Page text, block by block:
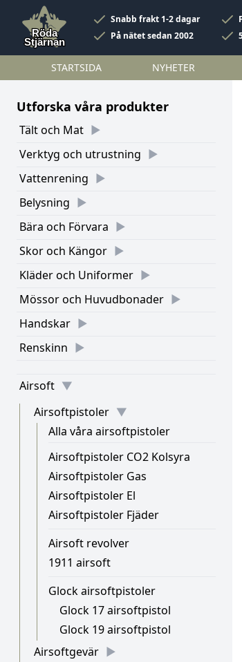
Snabb frakt 1-2 dagar
På nätet sedan 2002
STARTSIDA NYHETER
Utforska våra produkter
Tält och Mat
Verktyg och utrustning
Vattenrening
Belysning
Bära och Förvara
Skor och Kängor
Kläder och Uniformer
Mössor och Huvudbonader
Handskar
Renskinn
Airsoft
Airsoftpistoler
Alla våra airsoftpistoler
Airsoftpistoler CO2 Kolsyra
Airsoftpistoler Gas
Airsoftpistoler El
Airsoftpistoler Fjäder
Airsoft revolver
1911 airsoft
Glock airsoftpistoler
Glock 17 airsoftpistol
Glock 19 airsoftpistol
Airsoftgevär